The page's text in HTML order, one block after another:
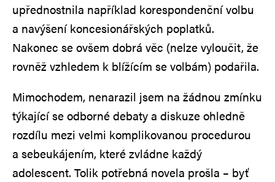
upřednostnila například korespondenční volbu
a navýšení koncesionářských poplatků.
Nakonec se ovšem dobrá věc (nelze vyloučit, že
rovněž vzhledem k blížícím se volbám) podařila.
Mimochodem, nenarazil jsem na žádnou zmínku
týkající se odborné debaty a diskuze ohledně
rozdílu mezi velmi komplikovanou procedurou
a sebeukájením, které zvládne každý
adolescent. Tolik potřebná novela prošla – byť